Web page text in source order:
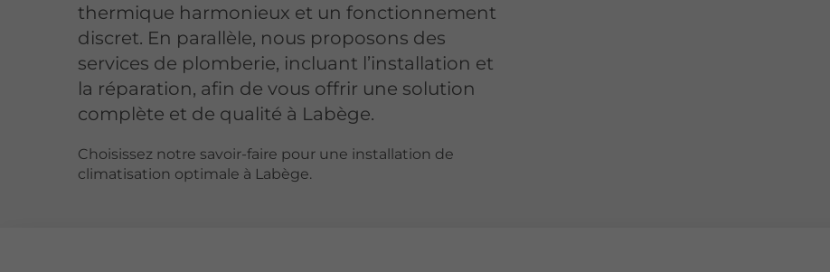
thermique harmonieux et un fonctionnement
discret. En parallèle, nous proposons des
services de plomberie, incluant l’installation et
la réparation, afin de vous offrir une solution
complète et de qualité à Labège.
Choisissez notre savoir-faire pour une installation de
climatisation optimale à Labège.